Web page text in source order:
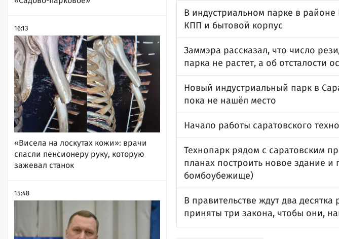
16:13
«Висела на лоскутах кожи»: врачи
спасли пенсионеру руку, которую
зажевал станок
15:48
В индустриальном парке в
КПП и бытовой корпус
Заммэра рассказал, что число
парка не растет, а об
Новый индустриальный парк в
пока не нашёл место
Начало работы саратовского
Технопарк рядом с саратовским
планах построить новое здание
бомбоубежище)
В правительстве ждут два
приняты три закона, чтобы они,